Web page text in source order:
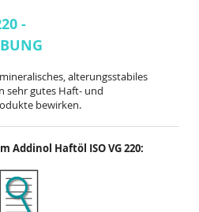
-
alterungsstabiles
sehr gutes Haft- und
bewirken.
Addinol Haftöl ISO VG 220: